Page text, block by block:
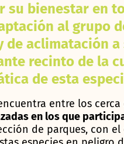
su bienestar en
al grupo
de aclimatación
recinto de la
de esta
entre los cerca
en los que participa
de parques, con